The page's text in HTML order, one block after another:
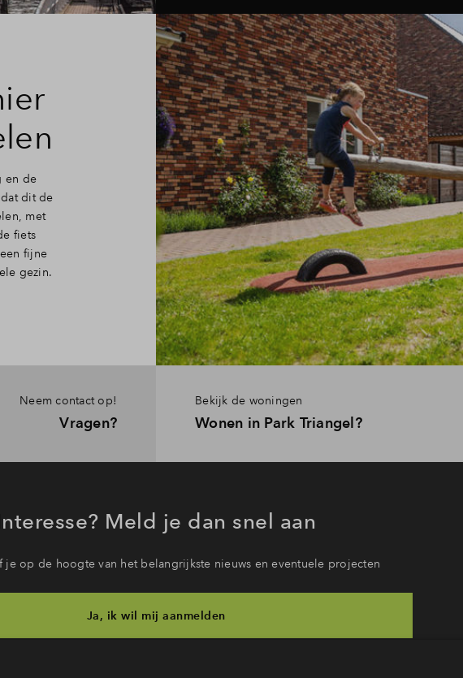
en de
dit de
met
fiets
fijne
gezin.
Neem contact op!
Vragen?
Bekijk de woningen
Wonen in Park Triangel?
Meld je dan snel aan
je op de hoogte van het belangrijkste nieuws en eventuele projecten
Ja, ik wil mij aanmelden